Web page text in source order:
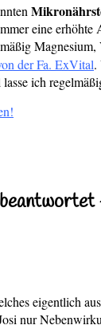
eine
der Fa. ExVital.
ich
eigentlich
nur